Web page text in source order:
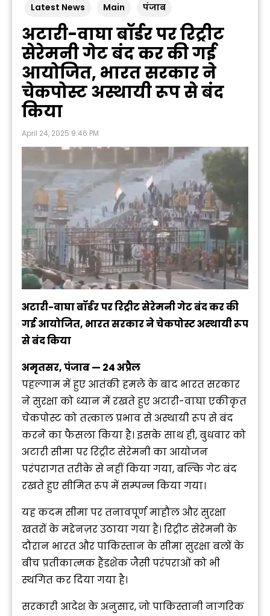
Latest News Main पंजाब
अटारी-वाघा बॉर्डर पर रिट्रीट
सेरेमनी गेट बंद कर की गई
आयोजित, भारत सरकार ने
चेकपोस्ट अस्थायी रूप से बंद
किया
April 24, 2025 9:46 PM
अटारी-वाघा बॉर्डर पर रिट्रीट सेरेमनी गेट बंद कर की
गई आयोजित, भारत सरकार ने चेकपोस्ट अस्थायी रूप
से बंद किया
अमृतसर, पंजाब — 24 अप्रैल
पहल्गाम में हुए आतंकी हमले के बाद भारत सरकार
ने सुरक्षा को ध्यान में रखते हुए अटारी-वाघा एकीकृत
चेकपोस्ट को तत्काल प्रभाव से अस्थायी रूप से बंद
करने का फैसला किया है। इसके साथ ही, बुधवार को
अटारी सीमा पर रिट्रीट सेरेमनी का आयोजन
परंपरागत तरीके से नहीं किया गया, बल्कि गेट बंद
रखते हुए सीमित रूप में सम्पन्न किया गया।
यह कदम सीमा पर तनावपूर्ण माहौल और सुरक्षा
खतरों के मद्देनज़र उठाया गया है। रिट्रीट सेरेमनी के
दौरान भारत और पाकिस्तान के सीमा सुरक्षा बलों के
बीच प्रतीकात्मक हैंडशेक जैसी परंपराओं को भी
स्थगित कर दिया गया है।
सरकारी आदेश के अनुसार, जो पाकिस्तानी नागरिक